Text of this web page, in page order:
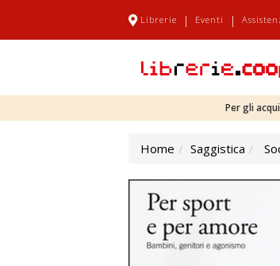
Librerie | Eventi |
Per gli
Home Saggistica